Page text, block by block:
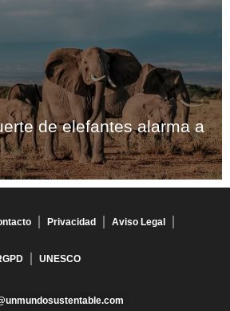
de elefantes alarma a
Privacidad Aviso Legal
UNESCO